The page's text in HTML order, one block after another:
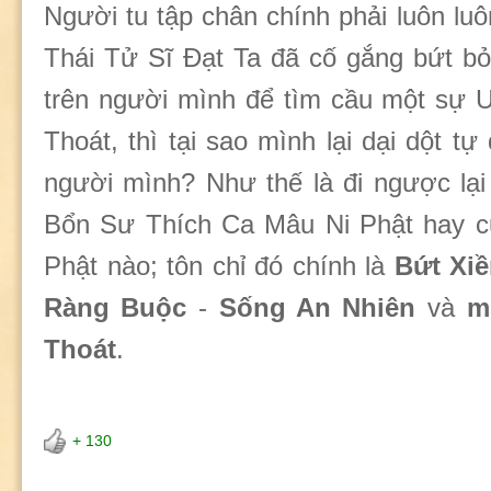
Người tu tập chân chính phải luôn
Thái Tử Sĩ Đạt Ta đã cố gắng bứt
trên người mình để tìm cầu một sự
Thoát, thì tại sao mình lại dại dột tự
người mình? Như thế là đi ngược
Bổn Sư Thích Ca Mâu Ni Phật hay
Phật nào; tôn chỉ đó chính là Bứt
Ràng Buộc - Sống An Nhiên và
Thoát.
+ 130